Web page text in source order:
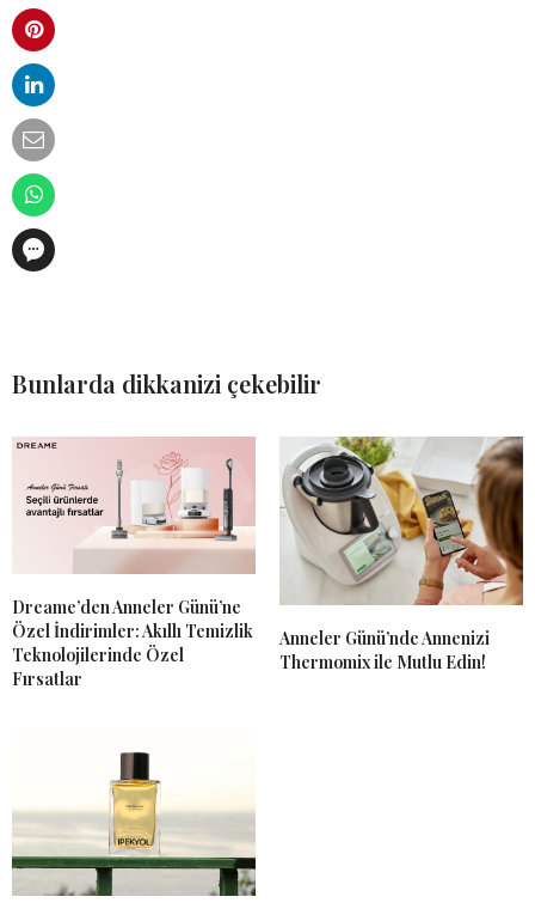
Bunlarda dikkanizi çekebilir
Dreame’den Anneler Günü’ne
Özel İndirimler: Akıllı Temizlik
Teknolojilerinde Özel
Fırsatlar
Anneler Günü’nde Annenizi
Thermomix ile Mutlu Edin!